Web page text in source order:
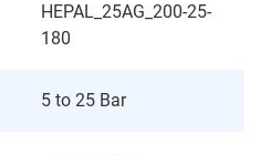
HEPAL_25AG_200-25-
180
5 to 25 Bar